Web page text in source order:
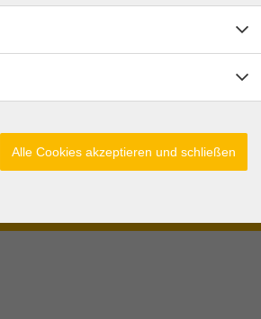
15.00 - 17.00 Uhr
Alle Cookies akzeptieren und schließen